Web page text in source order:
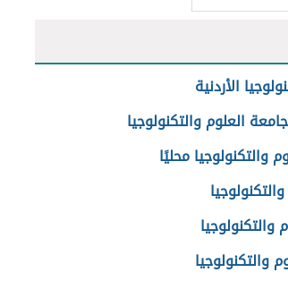
الأردنية
العلوم والتكنولوجيا
محليًا
والتكنولوجيا